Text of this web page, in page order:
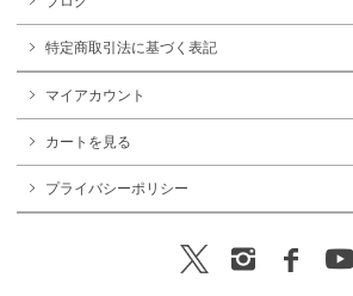
特定商取引法に基づく表記
マイアカウント
カートを見る
プライバシーポリシー